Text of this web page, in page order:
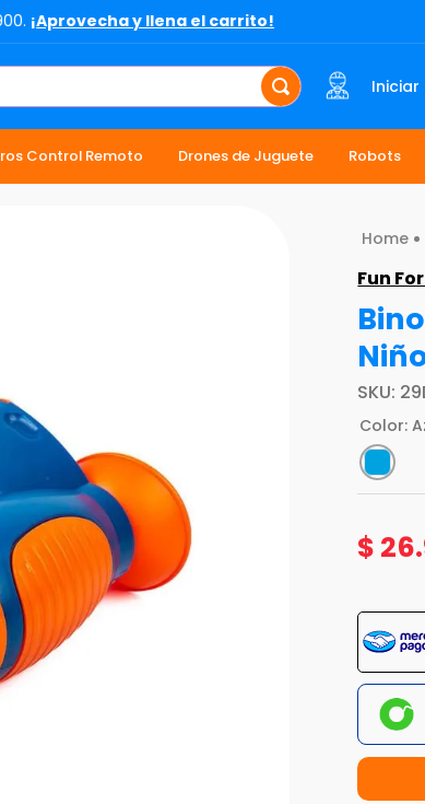
¡Aprovecha y llena el carrito!
Iniciar
Control Remoto Drones de Juguete Robots
Fun
SKU:
Color:
$ 26.